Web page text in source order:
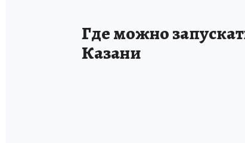
Где можно
Казани